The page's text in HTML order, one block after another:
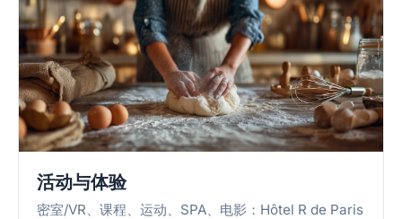
活动与体验
密室/VR、课程、运动、SPA、电影：Hôtel R de Paris